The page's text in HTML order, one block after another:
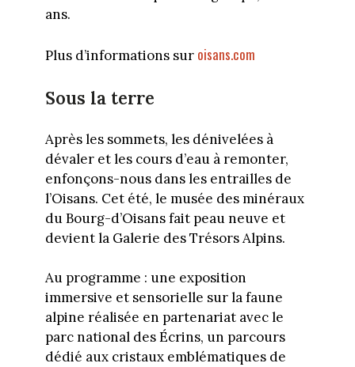
ans.
Plus d’informations sur oisans.com
Sous la terre
Après les sommets, les dénivelées à
dévaler et les cours d’eau à remonter,
enfonçons-nous dans les entrailles de
l’Oisans. Cet été, le musée des minéraux
du Bourg-d’Oisans fait peau neuve et
devient la Galerie des Trésors Alpins.
Au programme : une exposition
immersive et sensorielle sur la faune
alpine réalisée en partenariat avec le
parc national des Écrins, un parcours
dédié aux cristaux emblématiques de